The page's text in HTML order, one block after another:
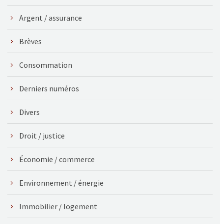
Argent / assurance
Brèves
Consommation
Derniers numéros
Divers
Droit / justice
Économie / commerce
Environnement / énergie
Immobilier / logement